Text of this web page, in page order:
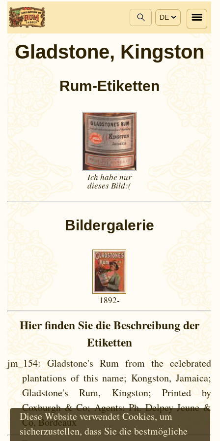
DE
Gladstone, Kingston
Rum-Etiketten
Ich habe nur
diesesBild:(
Bildergalerie
1892-
1893]
Hier finden Sie die Beschreibung der
Etiketten
jm_154: Gladstone's Rum from the celebrated
plantations of this name; Kongston, Jamaica;
Gladstone's Rum, Kingston; Printed by
Coxburgh & Co; Agents: Ph. Delpey Jeune &
Co, Bordeaux
Diese Website verwendet Cookies, um
sicherzustellen, dass Sie die bestmögliche